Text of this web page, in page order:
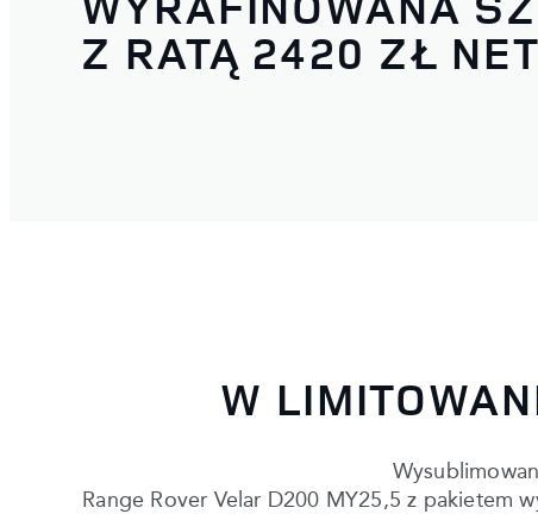
Z RATĄ 2420 ZŁ
W
Range Rover Velar D200 MY25,5 z pakietem